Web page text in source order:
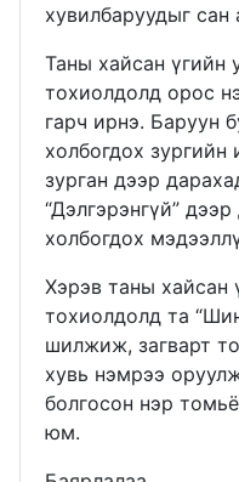
хувилбаруудыг сан
Таны хайсан үгийн
тохиолдолд орос
гарч ирнэ. Баруун
холбогдох зургийн
зурган дээр
“Дэлгэрэнгүй”
холбогдох
Хэрэв таны хайсан
тохиолдолд та
шилжиж, загварт
хувь нэмрээ
болгосон нэр
юм.